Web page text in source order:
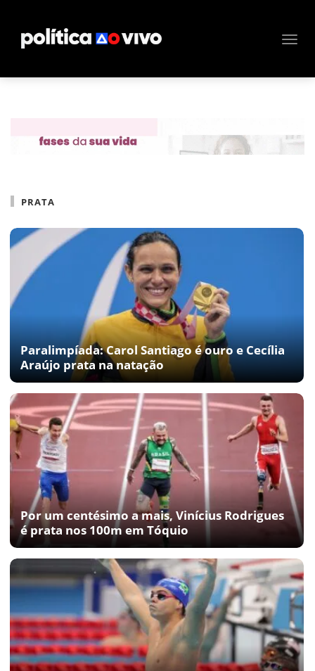
PRATA
Paralimpíada: Carol Santiago é ouro e Cecília
Araújo prata na natação
Por um centésimo a mais, Vinícius Rodrigues
é prata nos 100m em Tóquio